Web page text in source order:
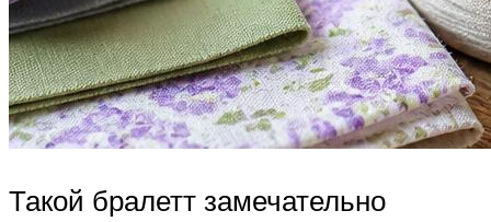
Такой бралетт замечательно